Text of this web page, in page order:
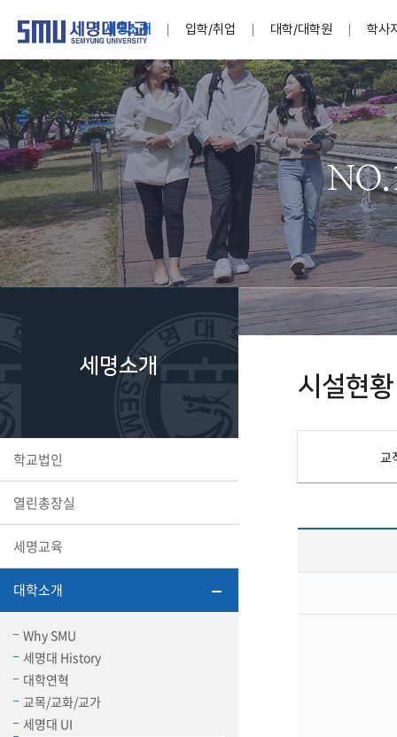
세명소개
세명소개
인재양성이 국가의 미래
세상을 밝게 비추는 인재양성
사이버투어 홍보브로슈어
학교법인
열린총장
대학소개
입학/취업
입학/취업
인재양성이 국가의 미래
세상을 밝게 비추는 인재양성
사이버투어 홍보브로슈어
대학
대학원
Students
취·창업
대학/대학원
대학/대학원
인재양성이 국가의 미래
세상을 밝게 비추는 인재양성
사이버투어 홍보브로슈어
대학
학사
학사지원
인재양성이 국가의 미래
세상을 밝게 비추는 인재양성
사이버투어 홍보브로슈어
학사공지
학사일정
학사정보
대학생활
인재양성이 국가의 미래
세상을 밝게 비추는 인재양성
사이버투어 홍보브로슈어
대학생활
학생지원
학생활동
연구/산학
인재양성이 국가의 미래
세상을 밝게 비추는 인재양성
사이버투어 홍보브로슈어
산학협력
교내연구
연구윤리
LINC+ 사
기관/시설
인재양성이 국가의 미래
세상을 밝게 비추는 인재양성
사이버투어 홍보브로슈어
기구조직
특별기구
대학본부
부속기관
부설연구
SMU Story
인재양성이 국가의 미래
세상을 밝게 비추는 인재양성
사이버투어 홍보브로슈어
공지사항
보도자료
Photo
소통·공감
인재양성이 국가의 미래
세상을 밝게 비추는 인재양성
사이버투어 홍보브로슈어
소통·공감
공익신고
학교기업
인재양성이 국가의 미래
세상을 밝게 비추는 인재양성
사이버투어 홍보브로슈어
학교기업
세명네이
세네뜨리
S:MU 스
미
S:MU
S:MU
세명소개
학교법인
열린총장실
세명교육
대학소개
Why SMU
세명대 History
대학연혁
교목/교화/교가
세명대 UI
시설현황
교